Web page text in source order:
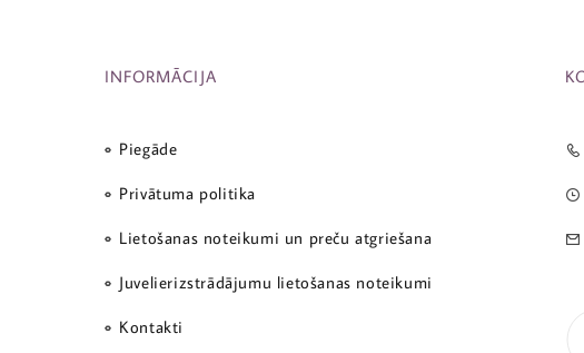
INFORMĀCIJA
Piegāde
Privātuma politika
Lietošanas noteikumi un preču atgriešana
Juvelierizstrādājumu lietošanas noteikumi
Kontakti